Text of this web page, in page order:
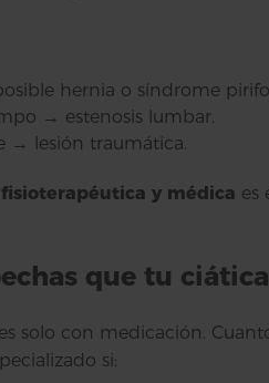
hernia o síndrome
→ estenosis lumbar.
→ lesión traumática.
y médica es
que tu
solo con medicación.
si: